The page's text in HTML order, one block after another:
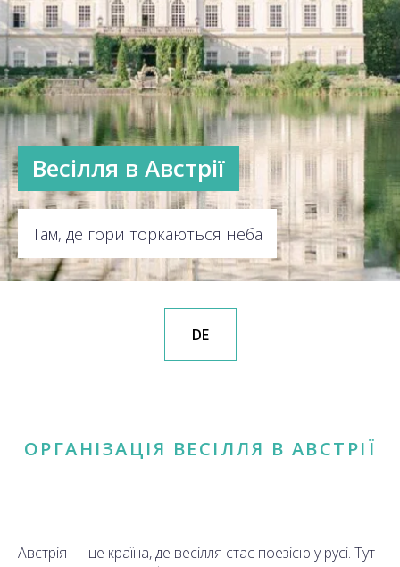
Весілля в Австрії
Там, де гори торкаються неба
DE
ОРГАНІЗАЦІЯ ВЕСІЛЛЯ В АВСТРІЇ
Австрія — це країна, де весілля стає поезією у русі. Тут